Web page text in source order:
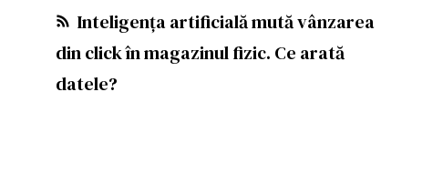
Inteligența artificială mută vânzarea
din click în magazinul fizic. Ce arată
datele?